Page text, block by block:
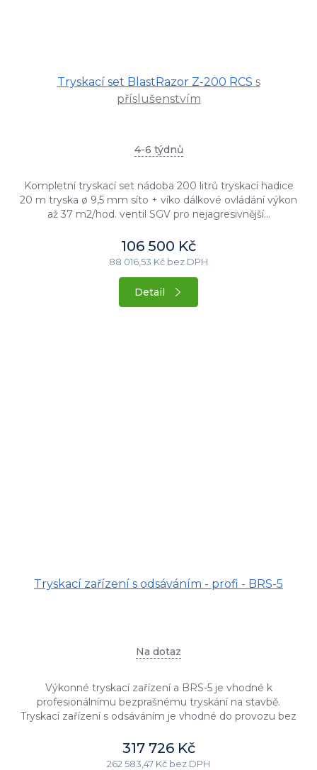
Tryskací set BlastRazor Z-200 RCS s
příslušenstvím
4-6 týdnů
Kompletní tryskací set nádoba 200 litrů tryskací hadice
20 m tryska ø 9,5 mm síto + víko dálkové ovládání výkon
až 37 m2/hod. ventil SGV pro nejagresivnější...
106 500 Kč
88 016,53 Kč bez DPH
Detail
Tryskací zařízení s odsáváním - profi - BRS-5
Na dotaz
Výkonné tryskací zařízení a BRS-5 je vhodné k
profesionálnímu bezprašnému tryskání na stavbě.
Tryskací zařízení s odsáváním je vhodné do provozu bez
317 726 Kč
262 583,47 Kč bez DPH